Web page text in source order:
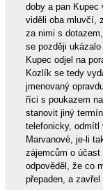
doby a pan Kupec
viděli oba mluvčí,
za nimi s
se později
Kupec odjel na
Kozlík se tedy
jmenovaný
říci s poukazem
stanovit jiný
telefonicky, odmítl
Marvanové, je-li
zájemcům o
odpověděl, že co
přepaden, a